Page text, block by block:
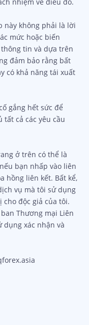
này không phải là lời
mức hoặc biến
tin và dựa trên
đảm bảo rằng bất
có khả năng tái xuất
gắng hết sức để
cả các yêu cầu
ở trên có thể là
bạn nhấp vào liên
hồng liên kết. Bất kể,
vụ mà tôi sử dụng
độc giả của tôi.
Thương mại Liên
dụng xác nhận và